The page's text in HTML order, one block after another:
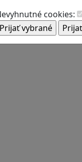
cookies: